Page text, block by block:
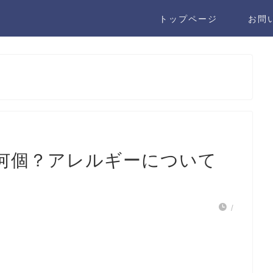
トップページ お問
個？アレルギーについて
/